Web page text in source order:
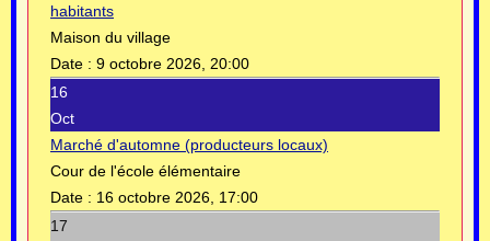
habitants
Maison du village
Date : 9 octobre 2026, 20:00
16
Oct
Marché d'automne (producteurs locaux)
Cour de l'école élémentaire
Date : 16 octobre 2026, 17:00
17